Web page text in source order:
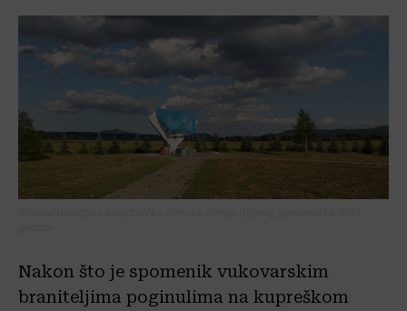
Nakon što je spomenik vukovarskim
braniteljima poginulima na kupreškom